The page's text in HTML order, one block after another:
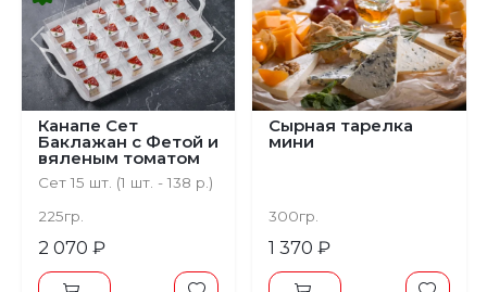
Предыдущий Следующий
Канапе Сет
Баклажан с Фетой и
вяленым томатом
Сет 15 шт. (1 шт. - 138 р.)
225гр.
2 070 ₽
Сырная тарелка
мини
300гр.
1 370 ₽